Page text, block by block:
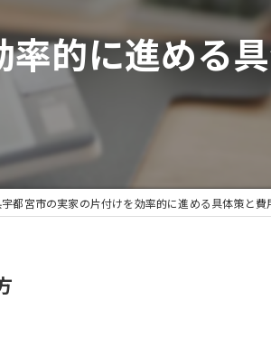
的に進める
都宮市の実家の片付けを効率的に進める具体策と費